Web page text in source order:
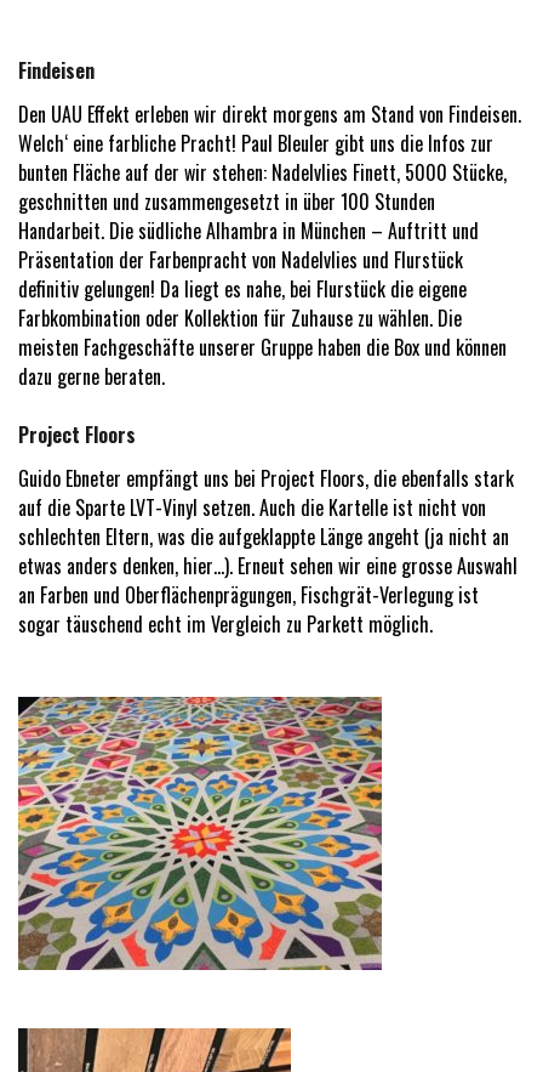
Findeisen
Den UAU Effekt erleben wir direkt morgens am Stand von Findeisen.
Welch‘ eine farbliche Pracht! Paul Bleuler gibt uns die Infos zur
bunten Fläche auf der wir stehen: Nadelvlies Finett, 5000 Stücke,
geschnitten und zusammengesetzt in über 100 Stunden
Handarbeit. Die südliche Alhambra in München – Auftritt und
Präsentation der Farbenpracht von Nadelvlies und Flurstück
definitiv gelungen! Da liegt es nahe, bei Flurstück die eigene
Farbkombination oder Kollektion für Zuhause zu wählen. Die
meisten Fachgeschäfte unserer Gruppe haben die Box und können
dazu gerne beraten.
Project Floors
Guido Ebneter empfängt uns bei Project Floors, die ebenfalls stark
auf die Sparte LVT-Vinyl setzen. Auch die Kartelle ist nicht von
schlechten Eltern, was die aufgeklappte Länge angeht (ja nicht an
etwas anders denken, hier…). Erneut sehen wir eine grosse Auswahl
an Farben und Oberflächenprägungen, Fischgrät-Verlegung ist
sogar täuschend echt im Vergleich zu Parkett möglich.